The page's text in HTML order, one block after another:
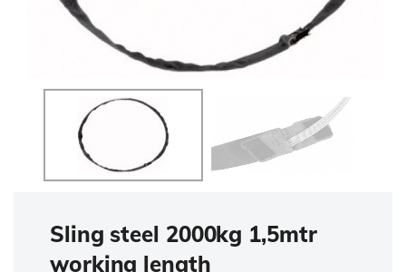
Sling steel 2000kg 1,5mtr
working length